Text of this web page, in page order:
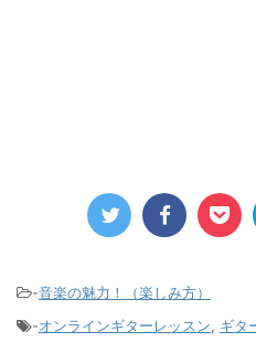
-音楽の魅力！（楽しみ方）
-オンラインギターレッスン, ギタ